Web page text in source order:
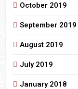
October 2019
September 2019
August 2019
July 2019
January 2018